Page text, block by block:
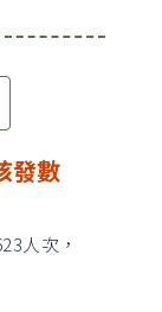
發數
人次，